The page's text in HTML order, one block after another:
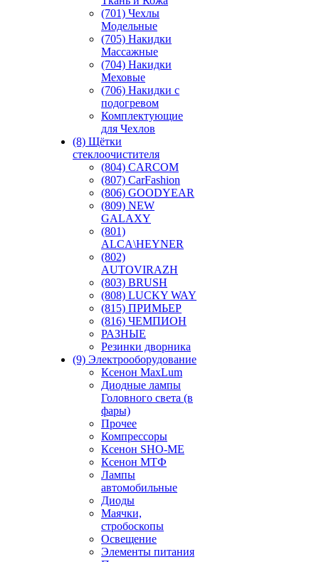
(701) Чехлы
Модельные
(705) Накидки
Массажные
(704) Накидки
Меховые
(706) Накидки с
подогревом
Комплектующие
для Чехлов
(8) Щётки
стеклоочистителя
(804) CARCOM
(807) CarFashion
(806) GOODYEAR
(809) NEW
GALAXY
(801)
ALCA\HEYNER
(802)
AUTOVIRAZH
(803) BRUSH
(808) LUCKY WAY
(815) ПРИМЬЕР
(816) ЧЕМПИОН
РАЗНЫЕ
Резинки дворника
(9) Электрооборудование
Ксенон MaxLum
Диодные лампы
Головного света (в
фары)
Прочее
Компрессоры
Ксенон SHO-ME
Ксенон МТФ
Лампы
автомобильные
Диоды
Маячки,
стробоскопы
Освещение
Элементы питания